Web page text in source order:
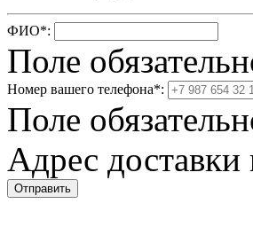
ФИО*:
Поле
Номер вашего телефона*:
Поле
Адрес доставки